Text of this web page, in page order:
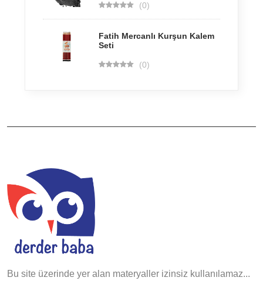
(0)
Fatih Mercanlı Kurşun Kalem
Seti
(0)
Bu site üzerinde yer alan materyaller izinsiz kullanılamaz...